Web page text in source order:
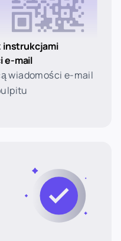
instrukcjami
e-mail
wiadomości e-mail